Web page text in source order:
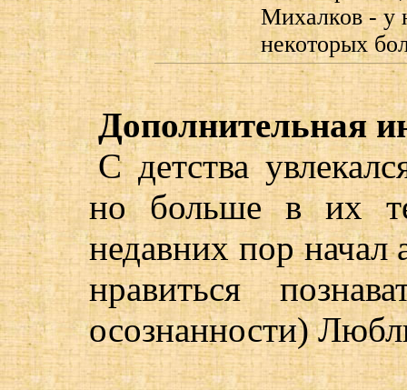
Михалков - у
некоторых
Дополнительная
С детства
но больше в их
недавних пор начал
нравиться
осознанности)